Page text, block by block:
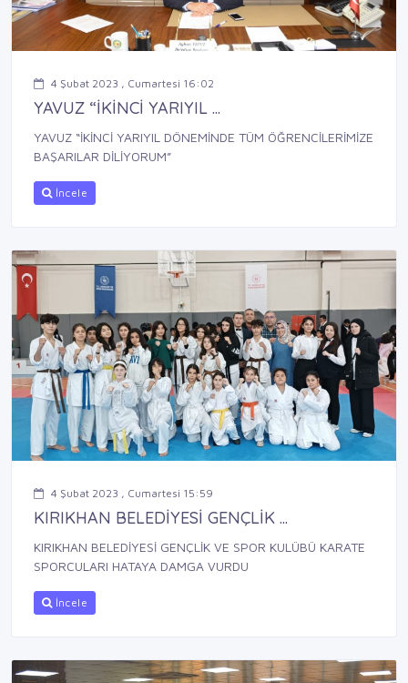
4 Şubat 2023 , Cumartesi 16:02
YAVUZ “İKİNCİ YARIYIL ...
YAVUZ “İKİNCİ YARIYIL DÖNEMİNDE TÜM ÖĞRENCİLERİMİZE
BAŞARILAR DİLİYORUM”
İncele
4 Şubat 2023 , Cumartesi 15:59
KIRIKHAN BELEDİYESİ GENÇLİK ...
KIRIKHAN BELEDİYESİ GENÇLİK VE SPOR KULÜBÜ KARATE
SPORCULARI HATAYA DAMGA VURDU
İncele